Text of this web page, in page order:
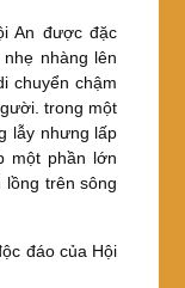
An được đặc
nhàng lên
chuyển chậm
trong một
lẫy nhưng lấp
một phần lớn
trên sông
đáo của Hội